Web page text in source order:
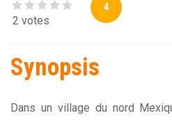
2 votes
4
Synopsis
Dans un village du nord